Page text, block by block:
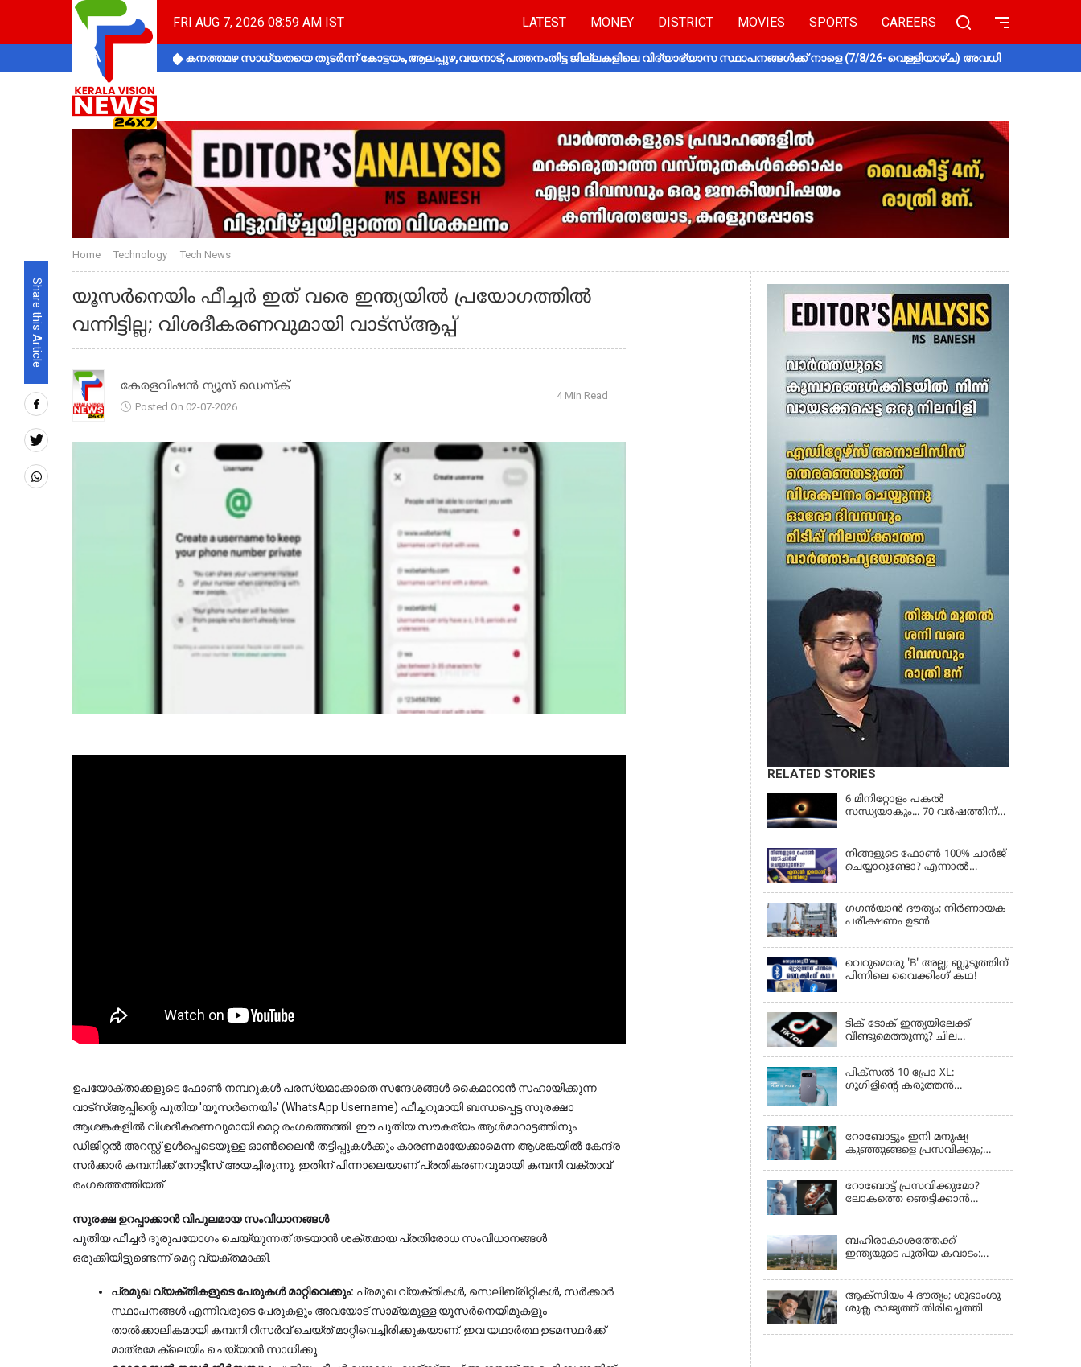
FRI AUG 7, 2026 08:59 AM IST LATEST MONEY DISTRICT MOVIES SPORTS CAREERS
കനത്തമഴ സാധ്യതയെ തുടർന്ന് കോട്ടയം,ആലപ്പുഴ,വയനാട്,പത്തനംതിട്ട ജില്ലകളിലെ വിദ്യാഭ്യാസ സ്ഥാപനങ്ങൾക്ക് നാളെ (7/8/26-വെള്ളിയാഴ്ച) അവധി
Share this Article
Home Technology Tech News
യൂസര്‍നെയിം ഫീച്ചര്‍ ഇത് വരെ ഇന്ത്യയില്‍ പ്രയോഗത്തില്‍
വന്നിട്ടില്ല; വിശദീകരണവുമായി വാട്‌സ്ആപ്പ്
കേരളവിഷൻ ന്യൂസ് ഡെസ്‌ക്
Posted On 02-07-2026
4 Min Read
ഉപയോക്താക്കളുടെ ഫോൺ നമ്പറുകൾ പരസ്യമാക്കാതെ സന്ദേശങ്ങൾ കൈമാറാൻ സഹായിക്കുന്ന
വാട്സ്ആപ്പിന്റെ പുതിയ 'യൂസർനെയിം' (WhatsApp Username) ഫീച്ചറുമായി ബന്ധപ്പെട്ട സുരക്ഷാ
ആശങ്കകളിൽ വിശദീകരണവുമായി മെറ്റ രംഗത്തെത്തി. ഈ പുതിയ സൗകര്യം ആൾമാറാട്ടത്തിനും
ഡിജിറ്റൽ അറസ്റ്റ് ഉൾപ്പെടെയുള്ള ഓൺലൈൻ തട്ടിപ്പുകൾക്കും കാരണമായേക്കാമെന്ന ആശങ്കയിൽ കേന്ദ്ര
സർക്കാർ കമ്പനിക്ക് നോട്ടീസ് അയച്ചിരുന്നു. ഇതിന് പിന്നാലെയാണ് പ്രതികരണവുമായി കമ്പനി വക്താവ്
രംഗത്തെത്തിയത്.
സുരക്ഷ ഉറപ്പാക്കാൻ വിപുലമായ സംവിധാനങ്ങൾ
പുതിയ ഫീച്ചർ ദുരുപയോഗം ചെയ്യുന്നത് തടയാൻ ശക്തമായ പ്രതിരോധ സംവിധാനങ്ങൾ
ഒരുക്കിയിട്ടുണ്ടെന്ന് മെറ്റ വ്യക്തമാക്കി.
പ്രമുഖ വ്യക്തികളുടെ പേരുകൾ മാറ്റിവെക്കും: പ്രമുഖ വ്യക്തികൾ, സെലിബ്രിറ്റികൾ, സർക്കാർ
സ്ഥാപനങ്ങൾ എന്നിവരുടെ പേരുകളും അവയോട് സാമ്യമുള്ള യൂസർനെയിമുകളും
താൽക്കാലികമായി കമ്പനി റിസർവ് ചെയ്ത് മാറ്റിവെച്ചിരിക്കുകയാണ്. ഇവ യഥാർത്ഥ ഉടമസ്ഥർക്ക്
മാത്രമേ ക്ലെയിം ചെയ്യാൻ സാധിക്കൂ.
RELATED STORIES
6 മിനിറ്റോളം പകൽ
സന്ധ്യയാകും... 70 വർഷത്തിന്
നിങ്ങളുടെ ഫോൺ 100% ചാർജ്
ചെയ്യാറുണ്ടോ? എന്നാൽ
ഗഗന്‍യാന്‍ ദൗത്യം; നിര്‍ണായക
പരീക്ഷണം ഉടന്‍
വെറുമൊരു 'B' അല്ല; ബ്ലൂടൂത്തിന്
പിന്നിലെ വൈക്കിംഗ് കഥ!
ടിക് ടോക് ഇന്ത്യയിലേക്ക്
വീണ്ടുമെത്തുന്നു? ചില
പിക്സൽ 10 പ്രോ XL:
ഗൂഗിളിന്റെ കരുത്തൻ
റോബോട്ടും ഇനി മനുഷ്യ
കുഞ്ഞുങ്ങളെ പ്രസവിക്കും;
പ്രഖ്യാപനവുമായി കൈവ
ടെക്നോളജി
റോബോട്ട് പ്രസവിക്കുമോ?
ലോകത്തെ ഞെട്ടിക്കാൻ
റോബോട്ട്'!
ബഹിരാകാശത്തേക്ക്
ഇന്ത്യയുടെ പുതിയ കവാടം:
ഒരുങ്ങുന്നതെന്ത്?
ആക്‌സിയം 4 ദൗത്യം; ശുഭാംശു
ശുക്ല രാജ്യത്ത് തിരിച്ചെത്തി